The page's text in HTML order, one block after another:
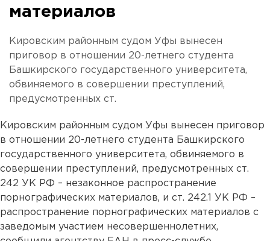
материалов
Кировским районным судом Уфы вынесен
приговор в отношении 20-летнего студента
Башкирского государственного университета,
обвиняемого в совершении преступлений,
предусмотренных ст.
Кировским районным судом Уфы вынесен приговор
в отношении 20-летнего студента Башкирского
государственного университета, обвиняемого в
совершении преступлений, предусмотренных ст.
242 УК РФ – незаконное распространение
порнографических материалов, и ст. 242.1 УК РФ –
распространение порнографических материалов с
заведомым участием несовершеннолетних,